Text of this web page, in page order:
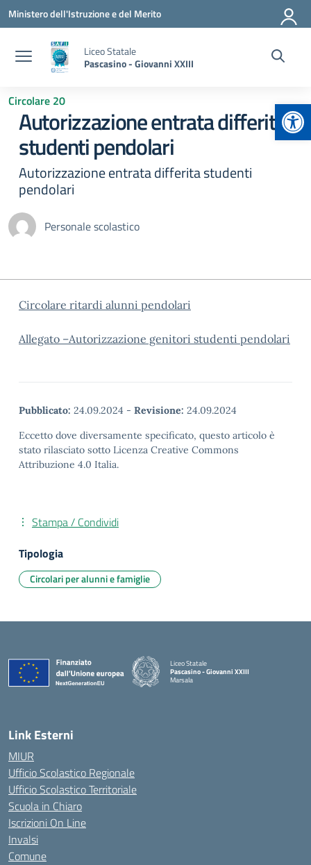
Vai ai contenuti
Vai al menu di navigazione
Vai al footer
Ministero dell'Istruzione e del Merito
Liceo Statale
Pascasino - Giovanni XXIII
Circolare 20
Autorizzazione entrata differita
studenti pendolari
Autorizzazione entrata differita studenti
pendolari
Personale scolastico
Circolare ritardi alunni pendolari
Allegato –Autorizzazione genitori studenti pendolari
Pubblicato: 24.09.2024 - Revisione: 24.09.2024
Eccetto dove diversamente specificato, questo articolo è
stato rilasciato sotto Licenza Creative Commons
Attribuzione 4.0 Italia.
Stampa / Condividi
Tipologia
Circolari per alunni e famiglie
Liceo Statale
Pascasino - Giovanni XXIII
Marsala
Link Esterni
MIUR
Ufficio Scolastico Regionale
Ufficio Scolastico Territoriale
Scuola in Chiaro
Iscrizioni On Line
Invalsi
Comune